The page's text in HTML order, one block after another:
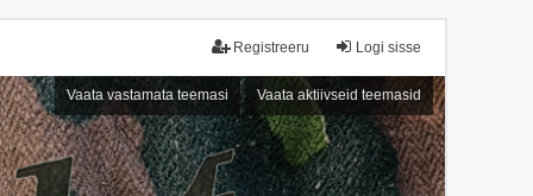
Logi sisse
Registreeru
Vaata vastamata teemasi Vaata aktiivseid teemasid